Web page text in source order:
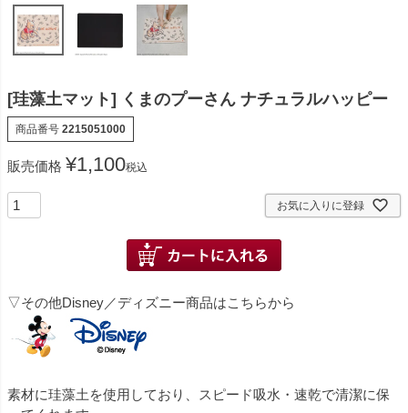
[珪藻土マット] くまのプーさん ナチュラルハッピー
商品番号 2215051000
販売価格 ¥1,100税込
お気に入りに登録
▽その他Disney／ディズニー商品はこちらから
素材に珪藻土を使用しており、スピード吸水・速乾で清潔に保